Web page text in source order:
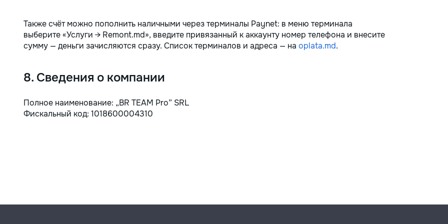
Также счёт можно пополнить наличными через терминалы Paynet: в меню терминала
выберите «Услуги → Remont.md», введите привязанный к аккаунту номер телефона и внесите
сумму — деньги зачисляются сразу. Список терминалов и адреса — на oplata.md.
8. Сведения о компании
Полное наименование: „BR TEAM Pro” SRL
Фискальный код: 1018600004310